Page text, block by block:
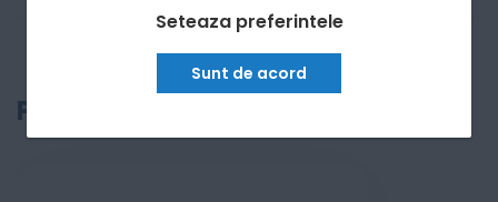
Seteaza preferintele
Sunt de acord
Produse recomandate